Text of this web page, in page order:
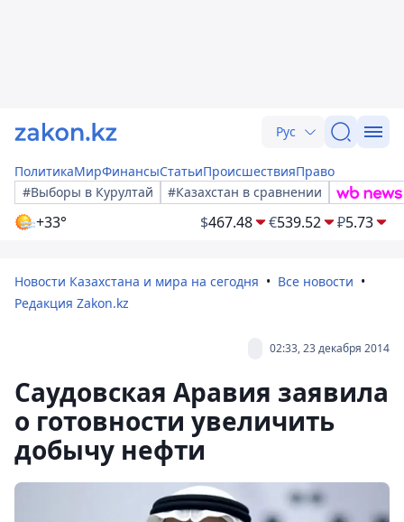
Рус
ПолитикаМирФинансыСтатьиПроисшествияПраво
#Выборы в Курултай
#Казахстан в сравнении
+33° $467.48 €539.52 ₽5.73
Новости Казахстана и мира на сегодня
Все новости
Редакция Zakon.kz
02:33, 23 декабря 2014
Саудовская Аравия заявила
о готовности увеличить
добычу нефти